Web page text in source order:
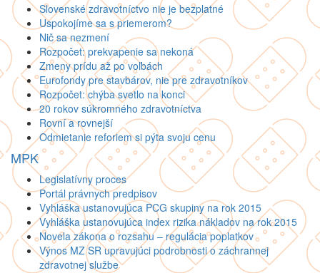
Slovenské zdravotníctvo nie je bezplatné
Uspokojíme sa s priemerom?
Nič sa nezmení
Rozpočet: prekvapenie sa nekoná
Zmeny prídu až po voľbách
Eurofondy pre stavbárov, nie pre zdravotníkov
Rozpočet: chýba svetlo na konci
20 rokov súkromného zdravotníctva
Rovní a rovnejší
Odmietanie reforiem si pýta svoju cenu
MPK
Legislatívny proces
Portál právnych predpisov
Vyhláška ustanovujúca PCG skupiny na rok 2015
Vyhláška ustanovujúca index rizika nákladov na rok 2015
Novela zákona o rozsahu – regulácia poplatkov
Výnos MZ SR upravujúci podrobnosti o záchrannej
zdravotnej službe